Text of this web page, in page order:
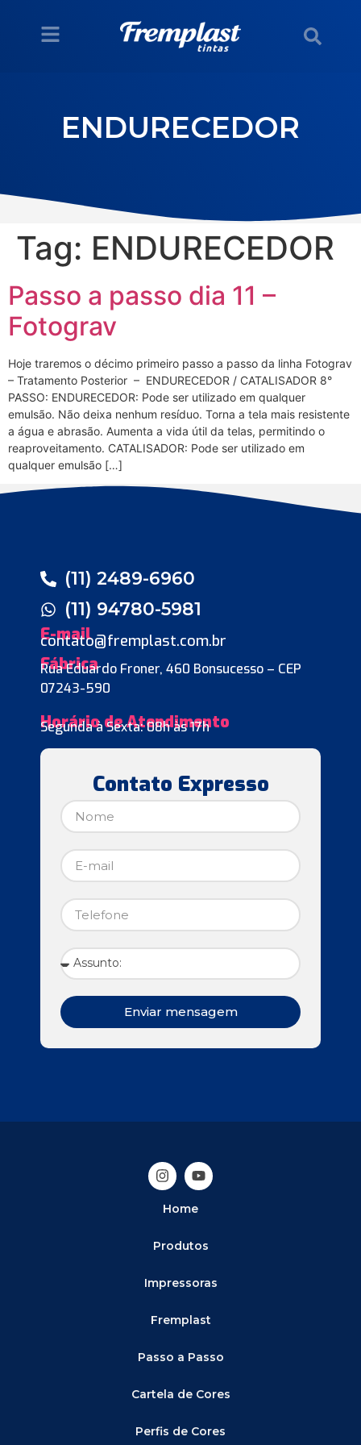
ENDURECEDOR
Tag: ENDURECEDOR
Passo a passo dia 11 –
Fotograv
Hoje traremos o décimo primeiro passo a passo da linha Fotograv
– Tratamento Posterior – ENDURECEDOR / CATALISADOR 8°
PASSO: ENDURECEDOR: Pode ser utilizado em qualquer
emulsão. Não deixa nenhum resíduo. Torna a tela mais resistente
a água e abrasão. Aumenta a vida útil da telas, permitindo o
reaproveitamento. CATALISADOR: Pode ser utilizado em
qualquer emulsão […]
(11) 2489-6960
(11) 94780-5981
E-mail
contato@fremplast.com.br
Fábrica
Rua Eduardo Froner, 460 Bonsucesso – CEP
07243-590
Horário de Atendimento
Segunda à Sexta: 08h às 17h
Contato Expresso
Enviar mensagem
Home
Produtos
Impressoras
Fremplast
Passo a Passo
Cartela de Cores
Perfis de Cores